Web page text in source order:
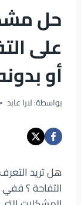
حل
على
أو
بواسطة:لارا عابد
هل تريد
التفاحة ؟